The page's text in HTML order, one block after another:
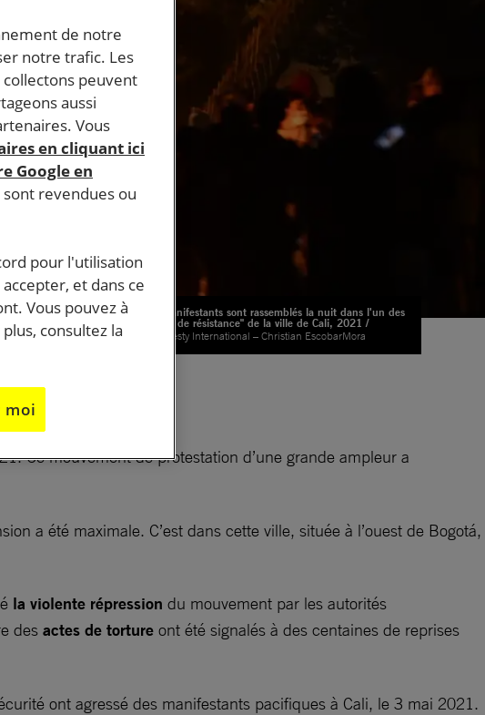
Des manifestants sont rassemblés la nuit dans l'un des
"points de résistance" de la ville de Cali, 2021 /
©Amnesty International – Christian EscobarMora
la
Ce mouvement de protestation d’une grande ampleur a
a été maximale. C’est dans cette ville, située à l’ouest de Bogotá,
la violente répression du mouvement par les autorités
des actes de torture ont été signalés à des centaines de reprises
ont agressé des manifestants pacifiques à Cali, le 3 mai 2021.
de notre
notre trafic. Les
peuvent
aussi
Vous
en cliquant ici
Google en
sont revendues ou
pour l'utilisation
et dans ce
Vous pouvez à
consultez la
moi